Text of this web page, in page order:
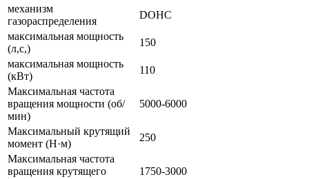
механизм
газораспределения
DOHC
максимальная мощность
(л,с,)
150
максимальная мощность
(кВт)
110
Максимальная частота
вращения мощности (об/
мин)
5000-6000
Максимальный крутящий
момент (Н·м)
250
Максимальная частота
вращения крутящего
1750-3000